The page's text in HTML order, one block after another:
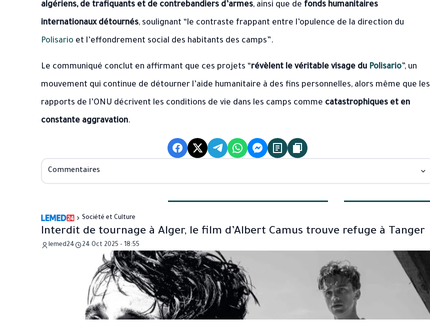
algériens, de trafiquants et de contrebandiers d’armes, ainsi que de fonds humanitaires
internationaux détournés, soulignant “le contraste frappant entre l’opulence de la direction du
Polisario et l’effondrement social des habitants des camps”.
Le communiqué conclut en affirmant que ces projets “révèlent le véritable visage du Polisario”, un
mouvement qui continue de détourner l’aide humanitaire à des fins personnelles, alors même que les
rapports de l’ONU décrivent les conditions de vie dans les camps comme catastrophiques et en
constante aggravation.
Commentaires
Société et Culture
Interdit de tournage à Alger, le film d’Albert Camus trouve refuge à Tanger
lemed24 24 Oct 2025 - 18:55